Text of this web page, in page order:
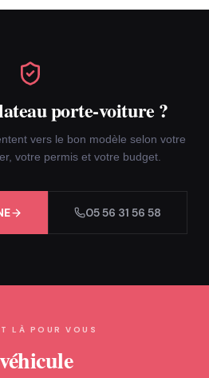
porte-voiture ?
vers le bon modèle selon votre
votre permis et votre budget.
05 56 31 56 58
LÀ POUR VOUS